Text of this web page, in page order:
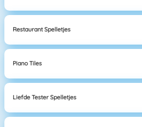
Restaurant Spelletjes
Piano Tiles
Liefde Tester Spelletjes